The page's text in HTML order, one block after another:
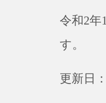
令和2年
す。
更新日